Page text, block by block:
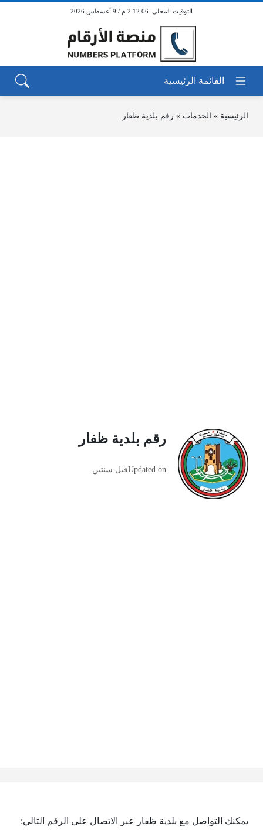
2:12:06 م / 9 أغسطس 2026
الرئيسية » الخدمات » رقم بلدية ظفار
رقم بلدية ظفار
Updated onقبل سنتين
يمكنك التواصل مع بلدية ظفار عبر الاتصال على الرقم التالي: